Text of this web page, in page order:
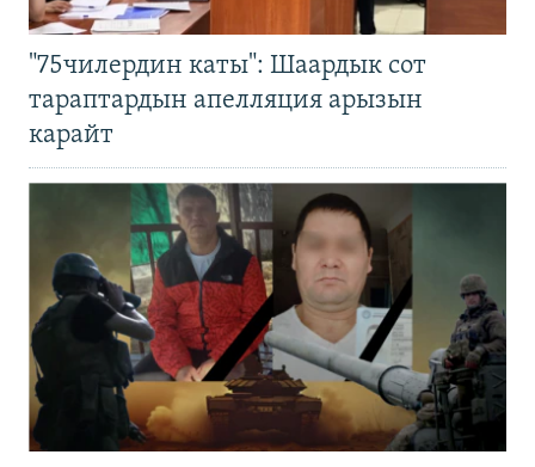
"75чилердин каты": Шаардык сот
тараптардын апелляция арызын
карайт